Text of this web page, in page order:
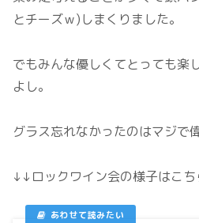
とチーズｗ)しまくりました。
でもみんな優しくてとっても楽
よし。
グラス忘れなかったのはマジで
↓↓ロックワイン会の様子はこ